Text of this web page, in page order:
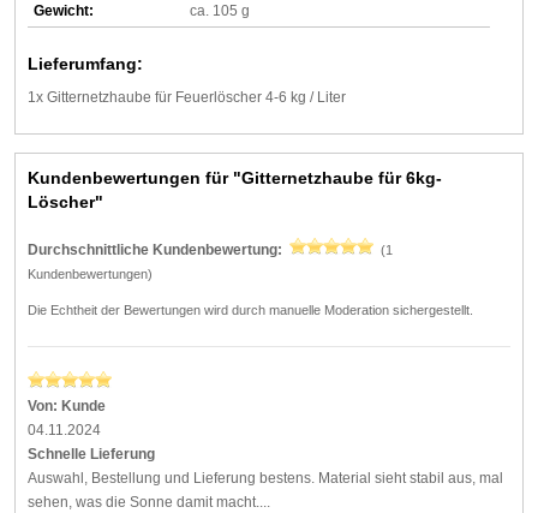
Gewicht: ca. 105 g
Lieferumfang:
1x Gitternetzhaube für Feuerlöscher 4-6 kg / Liter
Kundenbewertungen für "Gitternetzhaube für 6kg-
Löscher"
Durchschnittliche Kundenbewertung:
(1
Kundenbewertungen)
Die Echtheit der Bewertungen wird durch manuelle Moderation sichergestellt.
Von: Kunde
04.11.2024
Schnelle Lieferung
Auswahl, Bestellung und Lieferung bestens. Material sieht stabil aus, mal
sehen, was die Sonne damit macht....